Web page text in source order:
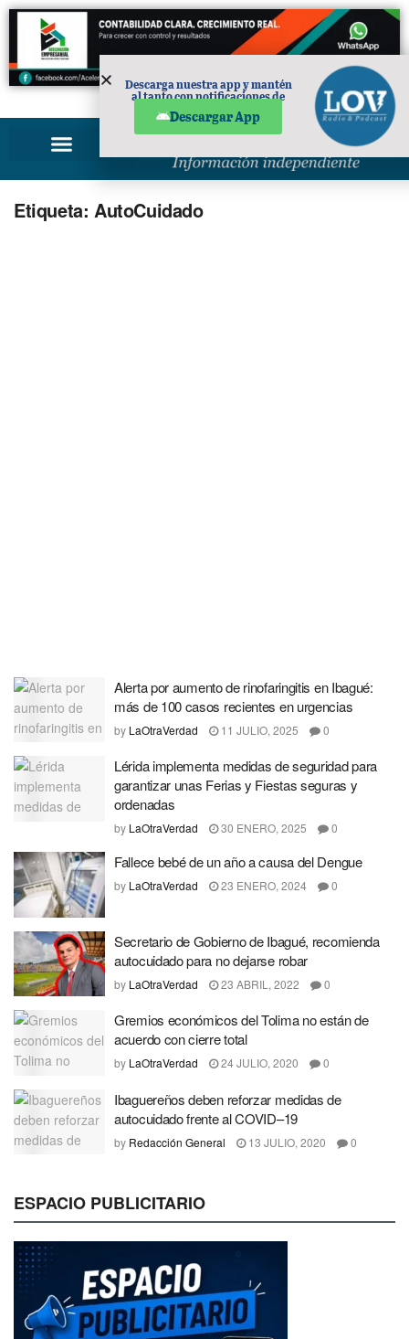
PUBLICIDAD
Etiqueta: AutoCuidado
Alerta por aumento de rinofaringitis en Ibagué:
más de 100 casos recientes en urgencias
by LaOtraVerdad 11 JULIO, 2025 0
Lérida implementa medidas de seguridad para
garantizar unas Ferias y Fiestas seguras y
ordenadas
by LaOtraVerdad 30 ENERO, 2025 0
Fallece bebé de un año a causa del Dengue
by LaOtraVerdad 23 ENERO, 2024 0
Secretario de Gobierno de Ibagué, recomienda
autocuidado para no dejarse robar
by LaOtraVerdad 23 ABRIL, 2022 0
Gremios económicos del Tolima no están de
acuerdo con cierre total
by LaOtraVerdad 24 JULIO, 2020 0
Ibaguereños deben reforzar medidas de
autocuidado frente al COVID–19
by Redacción General 13 JULIO, 2020 0
ESPACIO PUBLICITARIO
Descarga nuestra app y mantén
al tanto con notificaciones de
Descargar App